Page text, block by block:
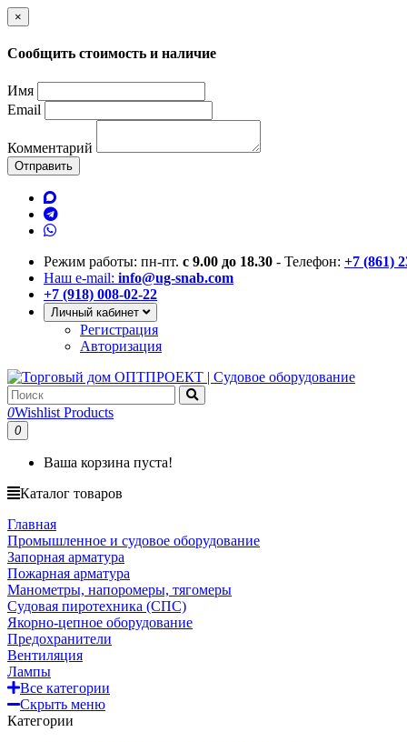
×
Сообщить стоимость и наличие
Имя
Email
Комментарий
Отправить
Режим работы: пн-пт. с 9.00 до 18.30 - Телефон: +7 (861)
Наш e-mail: info@ug-snab.com
+7 (918) 008-02-22
Личный кабинет
Регистрация
Авторизация
0Wishlist Products
0
Ваша корзина пуста!
Каталог товаров
Главная
Промышленное и судовое оборудование
Запорная арматура
Пожарная арматура
Манометры, напоромеры, тягомеры
Судовая пиротехника (СПС)
Якорно-цепное оборудование
Предохранители
Вентиляция
Лампы
Все категории
Скрыть меню
Категории